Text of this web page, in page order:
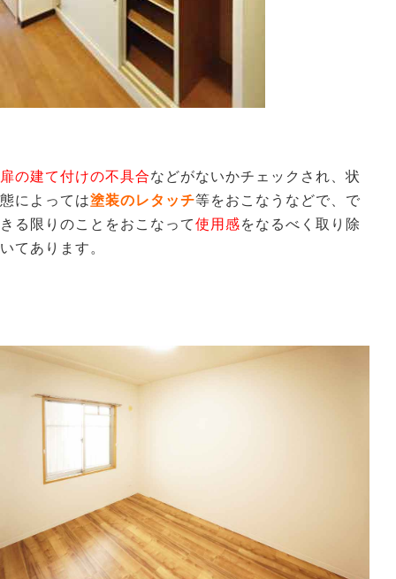
扉の建て付けの不具合などがないかチェックされ、状
態によっては塗装のレタッチ等をおこなうなどで、で
きる限りのことをおこなって使用感をなるべく取り除
いてあります。